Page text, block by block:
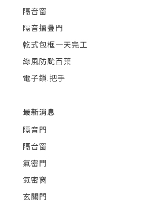
隔音窗
隔音摺疊門
乾式包框一天完工
綠風防颱百葉
電子鎖.把手
最新消息
隔音門
隔音窗
氣密門
氣密窗
玄關門